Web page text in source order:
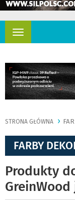
Rozwiń
STRONA GŁÓWNA
FARBY
Produkty